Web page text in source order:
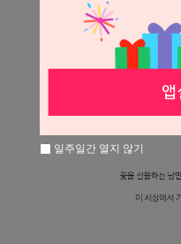
일주일간 열지 않기